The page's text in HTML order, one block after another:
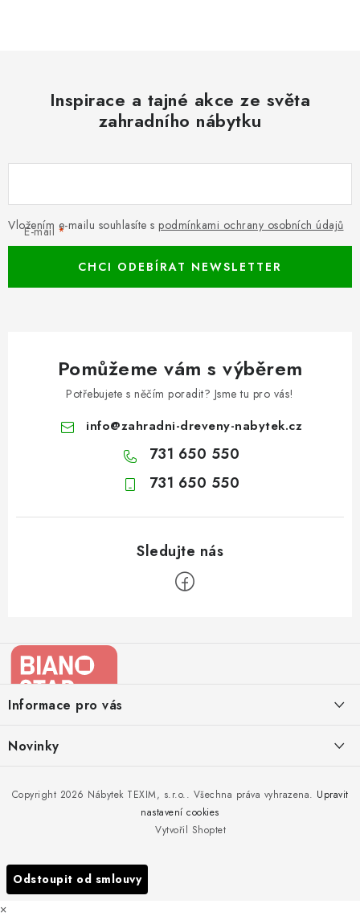
Inspirace a tajné akce ze světa
zahradního nábytku
E-mail
Vložením e-mailu souhlasíte s podmínkami ochrany osobních údajů
CHCI ODEBÍRAT NEWSLETTER
Pomůžeme vám s výběrem
Potřebujete s něčím poradit? Jsme tu pro vás!
info@zahradni-dreveny-nabytek.cz
731 650 550
731 650 550
aInformace pro vás
Kontakty
Doprava nábytku k Vám
Reklamace
Novinky
to!
Nakupujte zahradní nábytek i v zimě
Podzimní očista a úklid zahradního nábytku
Vytvořil Shoptet
Copyright 2026 Nábytek TEXIM, s.r.o.. Všechna práva vyhrazena. Upravit
nastavení cookies
Odstoupit od smlouvy
×